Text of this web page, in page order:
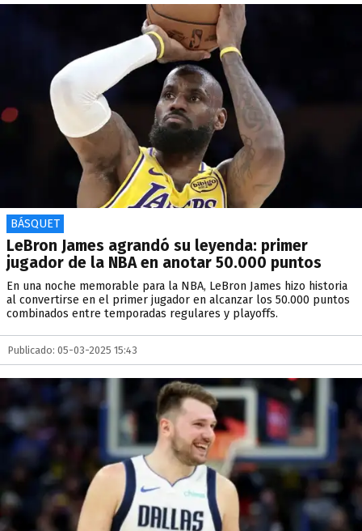
BÁSQUET
LeBron James agrandó su leyenda: primer
jugador de la NBA en anotar 50.000 puntos
En una noche memorable para la NBA, LeBron James hizo historia
al convertirse en el primer jugador en alcanzar los 50.000 puntos
combinados entre temporadas regulares y playoffs.
Publicado: 05-03-2025 15:43